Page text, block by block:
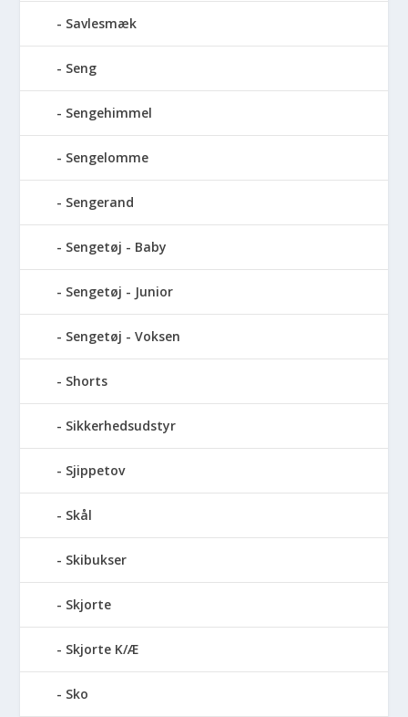
Savlesmæk
Seng
Sengehimmel
Sengelomme
Sengerand
Sengetøj - Baby
Sengetøj - Junior
Sengetøj - Voksen
Shorts
Sikkerhedsudstyr
Sjippetov
Skål
Skibukser
Skjorte
Skjorte K/Æ
Sko